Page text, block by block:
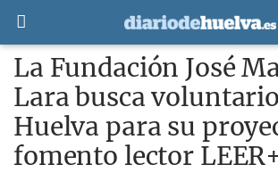
La Fundación José
Lara busca
Huelva para su
fomento lector